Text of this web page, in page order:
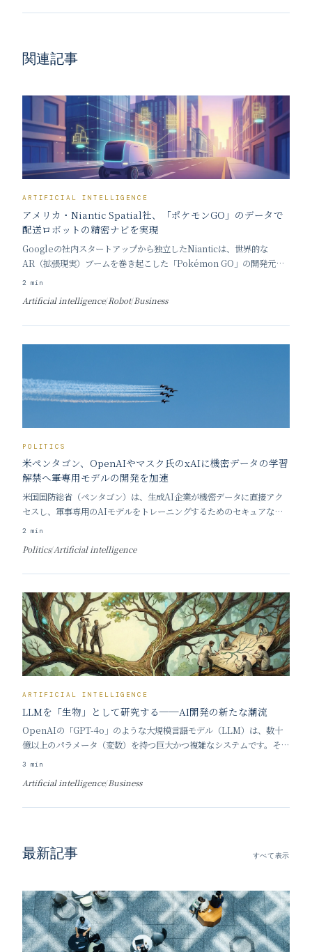
関連記事
ARTIFICIAL INTELLIGENCE
アメリカ・Niantic Spatial社、「ポケモンGO」のデータで
配送ロボットの精密ナビを実現
Googleの社内スタートアップから独立したNianticは、世界的な
AR（拡張現実）ブームを巻き起こした「Pokémon GO」の開発元と
して知られています。同社から2025年5月にスピンアウトしたAI企業
な画
2 min
Artificial intelligence/Robot/Business
POLITICS
米ペンタゴン、OpenAIやマスク氏のxAIに機密データの学習
解禁へ――軍専用モデルの開発を加速
米国国防総省（ペンタゴン）は、生成AI企業が機密データに直接アク
セスし、軍事専用のAIモデルをトレーニングするためのセキュアな環
境を構築する計画を進めています。 すでに一部のAIモデルは実戦や機
は、イランにおける標的分析などの
2 min
Politics/Artificial intelligence
ARTIFICIAL INTELLIGENCE
LLMを「生物」として研究する──AI開発の新たな潮流
OpenAIの「GPT-4o」のような大規模言語モデル（LLM）は、数十
億以上のパラメータ（変数）を持つ巨大かつ複雑なシステムです。その
規模は、モデルを構成する数字を紙に印刷して並べるとサンフランシス
完全には理解できていません。 中身が
3 min
Artificial intelligence/Business
最新記事 すべて表示